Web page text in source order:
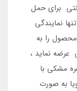
برای حمل
نمایندگی
را به
عرضه نماید ،
مشکی با
گرفته ویا به صورت